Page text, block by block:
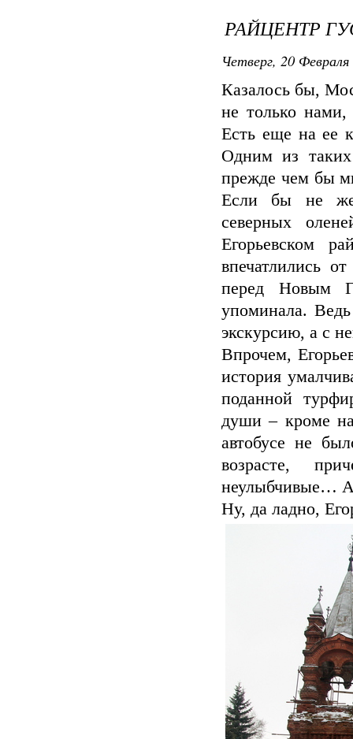
РАЙЦЕНТР
Четверг, 20
Казалось бы,
не только
Есть еще на ее
Одним из
прежде чем бы
Если бы не
северных
Егорьевском
впечатлились
перед Новым
упоминала.
экскурсию, а с
Впрочем,
история
поданной
души – кроме
автобусе не
возрасте,
неулыбчивые… А
Ну, да ладно,